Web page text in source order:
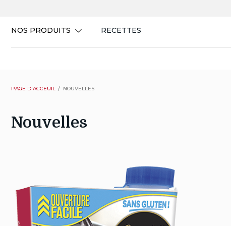
content
NOS PRODUITS RECETTES
PAGE D'ACCEUIL NOUVELLES
Nouvelles